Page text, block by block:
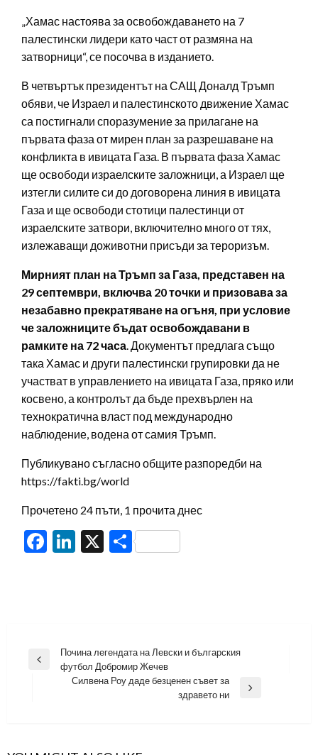
„Хамас настоява за освобождаването на 7
палестински лидери като част от размяна на
затворници“, се посочва в изданието.
В четвъртък президентът на САЩ Доналд Тръмп
обяви, че Израел и палестинското движение Хамас
са постигнали споразумение за прилагане на
първата фаза от мирен план за разрешаване на
конфликта в ивицата Газа. В първата фаза Хамас
ще освободи израелските заложници, а Израел ще
изтегли силите си до договорена линия в ивицата
Газа и ще освободи стотици палестинци от
израелските затвори, включително много от тях,
излежаващи доживотни присъди за тероризъм.
Мирният план на Тръмп за Газа, представен на
29 септември, включва 20 точки и призовава за
незабавно прекратяване на огъня, при условие
че заложниците бъдат освобождавани в
рамките на 72 часа. Документът предлага също
така Хамас и други палестински групировки да не
участват в управлението на ивицата Газа, пряко или
косвено, а контролът да бъде прехвърлен на
технократична власт под международно
наблюдение, водена от самия Тръмп.
Публикувано съгласно общите разпоредби на
https://fakti.bg/world
Прочетено 24 пъти, 1 прочита днес
Facebook
LinkedIn
X Share
Навигация
Previous
Почина легендата на Левски и българския
футбол Добромир Жечев
Силвена Роу даде безценен съвет за
здравето ни